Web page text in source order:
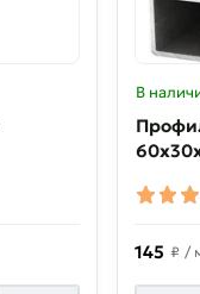
В
145 ₽ /